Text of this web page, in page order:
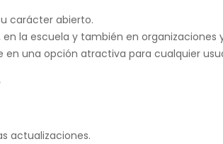
carácter abierto.
la escuela y también en
una opción atractiva para cualquier
actualizaciones.